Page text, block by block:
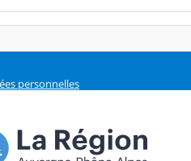
personnelles